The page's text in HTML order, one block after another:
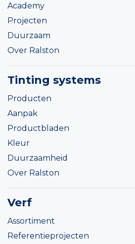
Academy
Projecten
Duurzaam
Over Ralston
Tinting systems
Producten
Aanpak
Productbladen
Kleur
Duurzaamheid
Over Ralston
Verf
Assortiment
Referentieprojecten